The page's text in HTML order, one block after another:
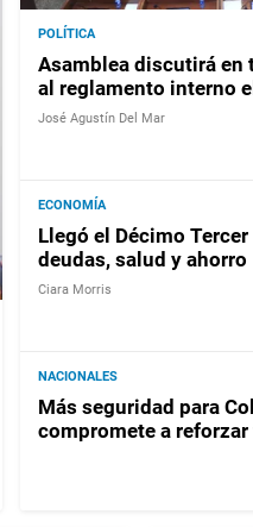
POLÍTICA
Asamblea discutirá en
al reglamento interno
José Agustín Del Mar
ECONOMÍA
Llegó el Décimo
deudas, salud y ahorro
Ciara Morris
NACIONALES
Más seguridad para
compromete a